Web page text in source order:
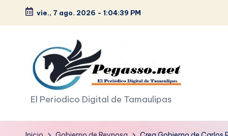
Saltar
contenido
vie., 7 ago. 2026 - 1:04:40 PM
p
e
El Periodico Digital de Tamaulipas